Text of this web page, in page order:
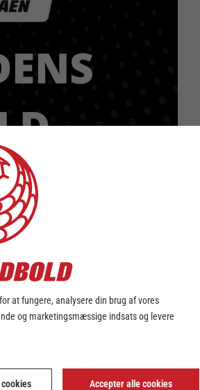
at fungere, analysere din brug af vores
og marketingsmæssige indsats og levere
Accepter alle cookies